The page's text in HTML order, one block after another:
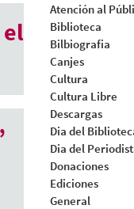
Atención al
Biblioteca
Bilbiografia
Canjes
Cultura
Cultura Libre
Descargas
Dia del
Dia del
Donaciones
Ediciones
General